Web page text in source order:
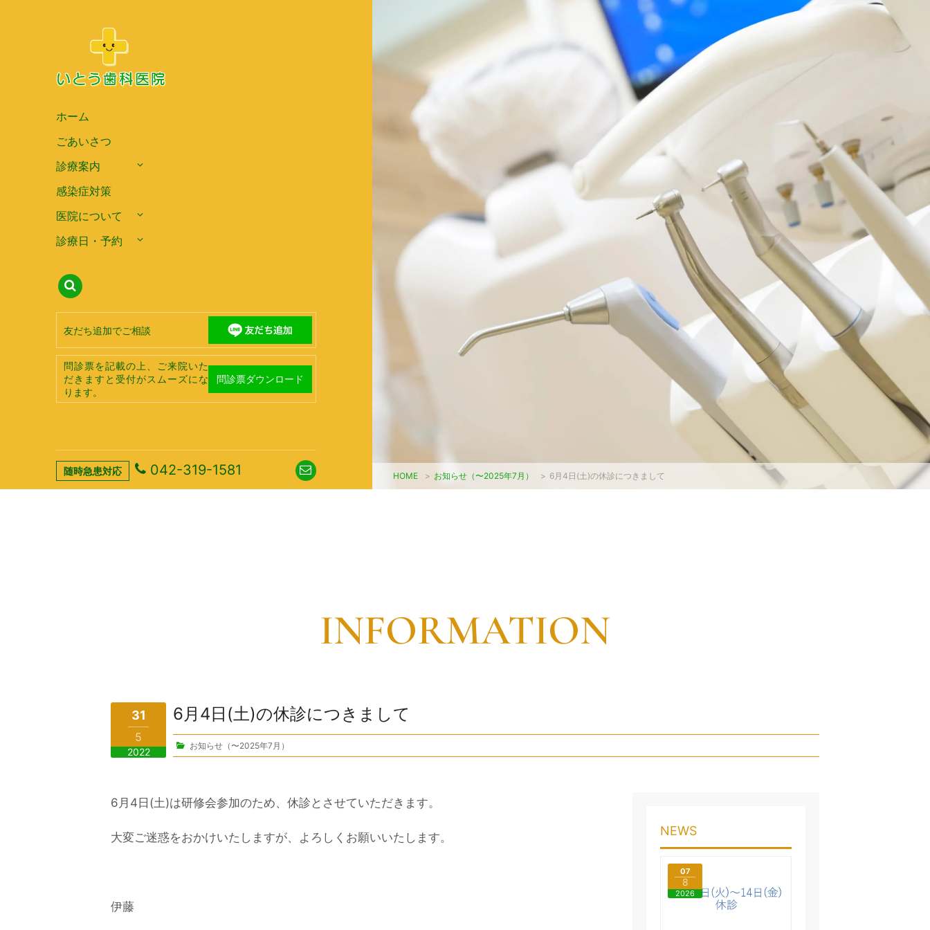
ホーム
ごあいさつ
診療案内
感染症対策
医院について
診療日・予約
随時急患対応 042-319-1581
友だち追加でご相談
問診票を記載の上、ご来院いた
だきますと受付がスムーズにな
ります。
問診票ダウンロード
HOME > お知らせ（〜2025年7月） > 6月4日(土)の休診につきまして
INFORMATION
31
5
2022
6月4日(土)の休診につきまして
お知らせ（〜2025年7月）
6月4日(土)は研修会参加のため、休診とさせていただきます。
大変ご迷惑をおかけいたしますが、よろしくお願いいたします。
伊藤
NEWS
07
8
2026